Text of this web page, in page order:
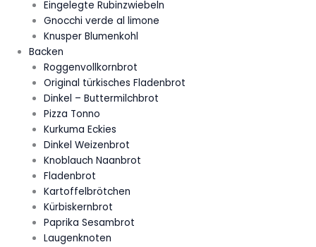
Eingelegte Rubinzwiebeln
Gnocchi verde al limone
Knusper Blumenkohl
Backen
Roggenvollkornbrot
Original türkisches Fladenbrot
Dinkel – Buttermilchbrot
Pizza Tonno
Kurkuma Eckies
Dinkel Weizenbrot
Knoblauch Naanbrot
Fladenbrot
Kartoffelbrötchen
Kürbiskernbrot
Paprika Sesambrot
Laugenknoten